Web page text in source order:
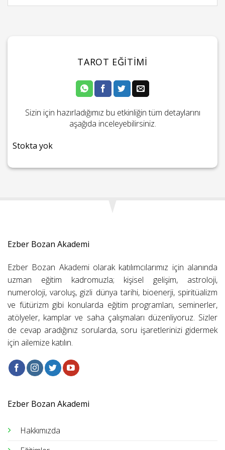
TAROT EĞITIMI
Sizin için hazırladığımız bu etkinliğin tüm detaylarını
aşağıda inceleyebilirsiniz.
Stokta yok
Ezber Bozan Akademi
Ezber Bozan Akademi olarak katılımcılarımız için alanında
uzman eğitim kadromuzla; kişisel gelişim, astroloji,
numeroloji, varoluş, gizli dünya tarihi, bioenerji, spiritüalizm
ve fütürizm gibi konularda eğitim programları, seminerler,
atölyeler, kamplar ve saha çalışmaları düzenliyoruz. Sizler
de cevap aradığınız sorularda, soru işaretlerinizi gidermek
için ailemize katılın.
Ezber Bozan Akademi
Hakkımızda